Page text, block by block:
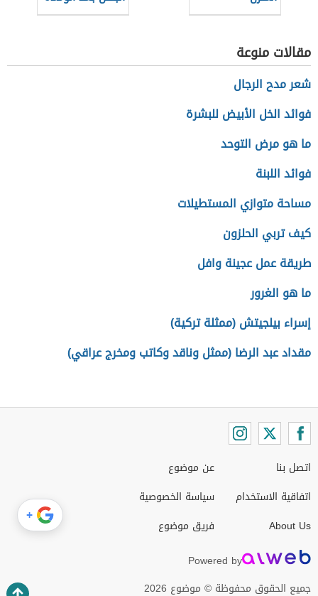
مقالات منوعة
شعر مدح الرجال
فوائد الخل الأبيض للبشرة
ما هو مرض التوحد
فوائد اللبنة
مساحة متوازي المستطيلات
كيف تربي الحلزون
طريقة عمل عجينة وافل
ما هو الغرور
إسراء بيلجيتش (ممثلة تركية)
مقداد عبد الرضا (ممثل وناقد وكاتب ومخرج عراقي)
اتصل بنا
اتفاقية الاستخدام
About Us
عن موضوع
سياسة الخصوصية
فريق موضوع
Powered by
جميع الحقوق محفوظة © موضوع 2026
+